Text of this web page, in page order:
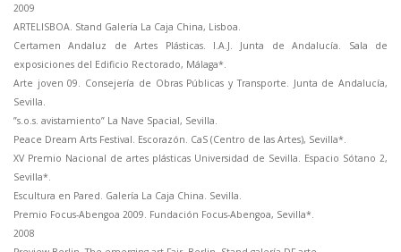
2009
ARTELISBOA. Stand Galería La Caja China, Lisboa.
Certamen Andaluz de Artes Plásticas. I.A.J. Junta de Andalucía. Sala de
exposiciones del Edificio Rectorado, Málaga*.
Arte joven 09. Consejería de Obras Públicas y Transporte. Junta de Andalucía,
Sevilla.
”s.o.s. avistamiento” La Nave Spacial, Sevilla.
Peace Dream Arts Festival. Escorazón. CaS (Centro de las Artes), Sevilla*.
XV Premio Nacional de artes plásticas Universidad de Sevilla. Espacio Sótano 2,
Sevilla*.
Escultura en Pared. Galería La Caja China. Sevilla.
Premio Focus-Abengoa 2009. Fundación Focus-Abengoa, Sevilla*.
2008